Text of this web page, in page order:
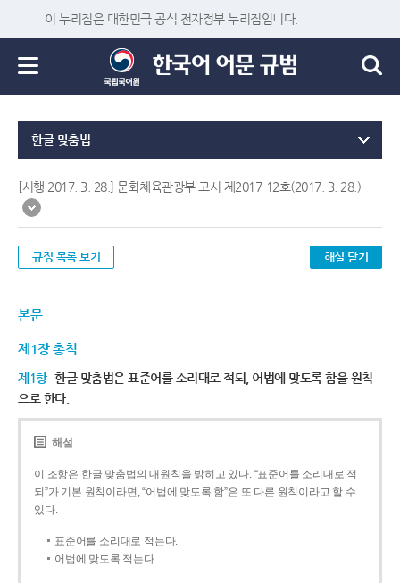
이 누리집은 대한민국 공식 전자정부 누리집입니다.
한글 맞춤법
[시행 2017. 3. 28.] 문화체육관광부 고시 제2017-12호(2017. 3. 28.)
규정 목록 보기 해설 닫기
본문
제1장 총칙
제1항 한글 맞춤법은 표준어를 소리대로 적되, 어법에 맞도록 함을 원칙
으로 한다.
해설
이 조항은 한글 맞춤법의 대원칙을 밝히고 있다. “표준어를 소리대로 적
되”가 기본 원칙이라면, “어법에 맞도록 함”은 또 다른 원칙이라고 할 수
있다.
표준어를 소리대로 적는다.
어법에 맞도록 적는다.